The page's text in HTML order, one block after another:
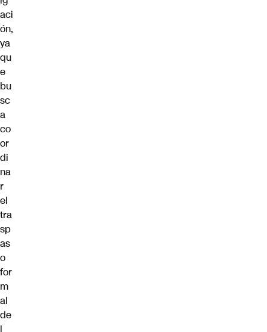
aci
ón,
ya
qu
e
bu
sc
a
co
or
di
na
r
el
tra
sp
as
o
for
m
al
de